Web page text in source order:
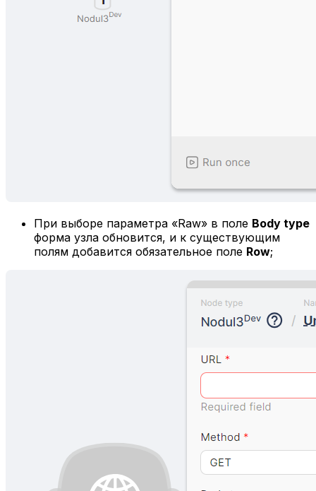
При выборе параметра «Raw» в поле Body type
форма узла обновится, и к существующим
полям добавится обязательное поле Row;